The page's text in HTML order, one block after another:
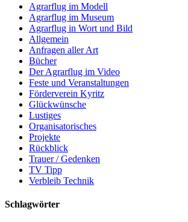
Agrarflug im Modell
Agrarflug im Museum
Agrarflug in Wort und Bild
Allgemein
Anfragen aller Art
Bücher
Der Agrarflug im Video
Feste und Veranstaltungen
Förderverein Kyritz
Glückwünsche
Lustiges
Organisatorisches
Projekte
Rückblick
Trauer / Gedenken
TV Tipp
Verbleib Technik
Schlagwörter